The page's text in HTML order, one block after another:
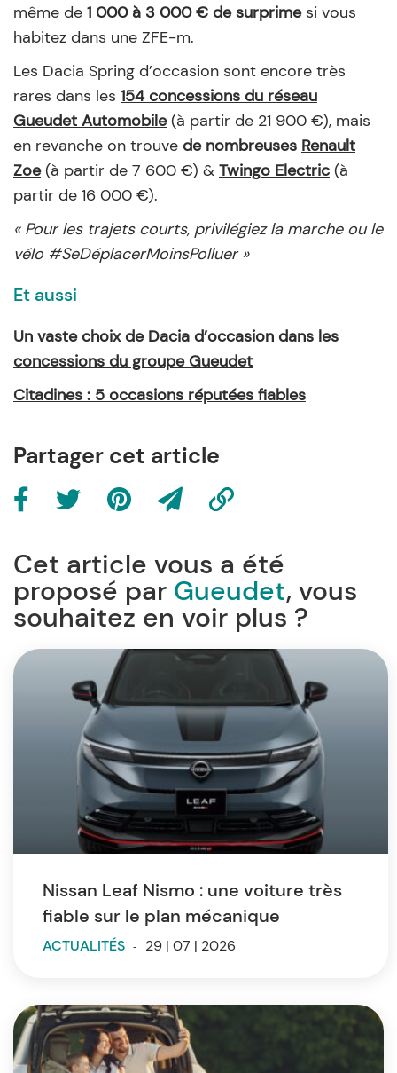
même de 1 000 à 3 000 € de surprimesi vous
habitez dans une ZFE-m.
Les Dacia Spring d’occasion sont encore très
rares dans les 154 concessions du réseau
Gueudet Automobile(à partir de 21 900 €), mais
en revanche on trouve de nombreuses Renault
Zoe(à partir de 7 600 €) & Twingo Electric (à
partir de 16 000 €).
« Pour les trajets courts, privilégiez la marche ou le
vélo #SeDéplacerMoinsPolluer »
Et aussi
Un vaste choix de Dacia d’occasion dans les
concessions du groupe Gueudet
Citadines : 5 occasions réputées fiables
Partager cet article
Cet article vous a été
proposé par Gueudet, vous
souhaitez en voir plus ?
Nissan Leaf Nismo : une voiture très
fiable sur le plan mécanique
ACTUALITÉS - 29 | 07 | 2026